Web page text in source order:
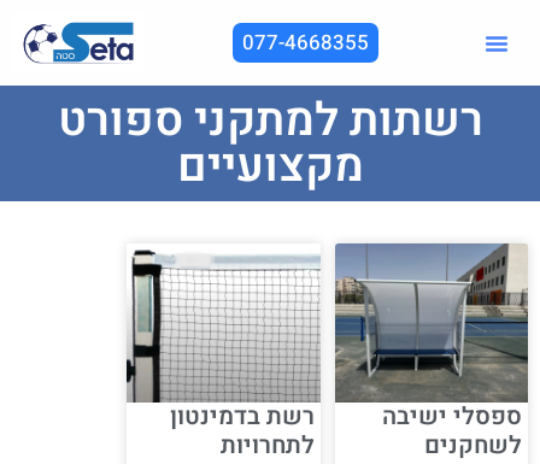
077-4668355
רשתות למתקני ספורט
מקצועיים
ספסלי ישיבה
לשחקנים
רשת בדמינטון
לתחרויות